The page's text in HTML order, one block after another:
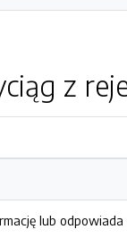
z
lub odpowiada